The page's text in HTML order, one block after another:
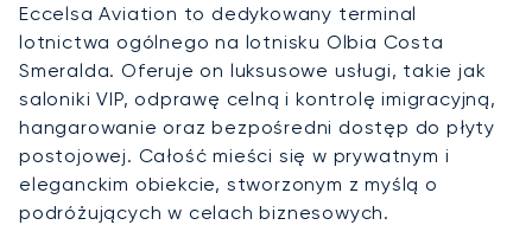
Eccelsa Aviation to dedykowany terminal
lotnictwa ogólnego na lotnisku Olbia Costa
Smeralda. Oferuje on luksusowe usługi, takie jak
saloniki VIP, odprawę celną i kontrolę imigracyjną,
hangarowanie oraz bezpośredni dostęp do płyty
postojowej. Całość mieści się w prywatnym i
eleganckim obiekcie, stworzonym z myślą o
podróżujących w celach biznesowych.